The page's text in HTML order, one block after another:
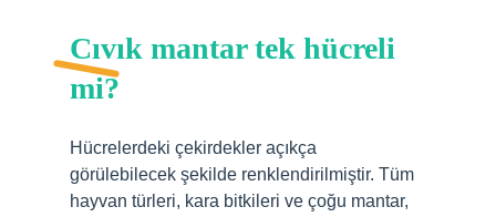
Cıvık mantar tek hücreli
mi?
Hücrelerdeki çekirdekler açıkça
görülebilecek şekilde renklendirilmiştir. Tüm
hayvan türleri, kara bitkileri ve çoğu mantar,